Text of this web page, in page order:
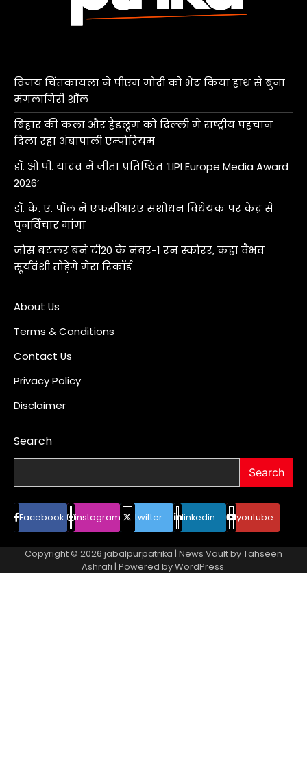
विजय चिंतकायला ने पीएम मोदी को भेंट किया हाथ से बुना
मंगलागिरी शॉल
बिहार की कला और हैंडलूम को दिल्ली में राष्ट्रीय पहचान
दिला रहा अंबापाली एम्पोरियम
डॉ. ओ.पी. यादव ने जीता प्रतिष्ठित ‘LIPI Europe Media Award
2026’
डॉ. के. ए. पॉल ने एफसीआरए संशोधन विधेयक पर केंद्र से
पुनर्विचार मांगा
जोस बटलर बने टी20 के नंबर-1 रन स्कोरर, कहा वैभव
सूर्यवंशी तोड़ेंगे मेरा रिकॉर्ड
About Us
Terms & Conditions
Contact Us
Privacy Policy
Disclaimer
Search
Search
Facebook instagram twitter linkedin youtube
Copyright © 2026 jabalpurpatrika | News Vault byTahseen
Ashrafi | Powered byWordPress.